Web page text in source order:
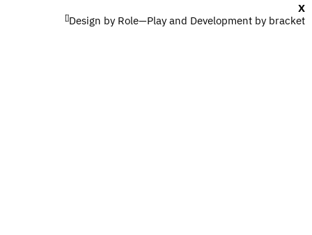
Unequal India Decoded
X
Design by Role—Playand Development by bracket
[]